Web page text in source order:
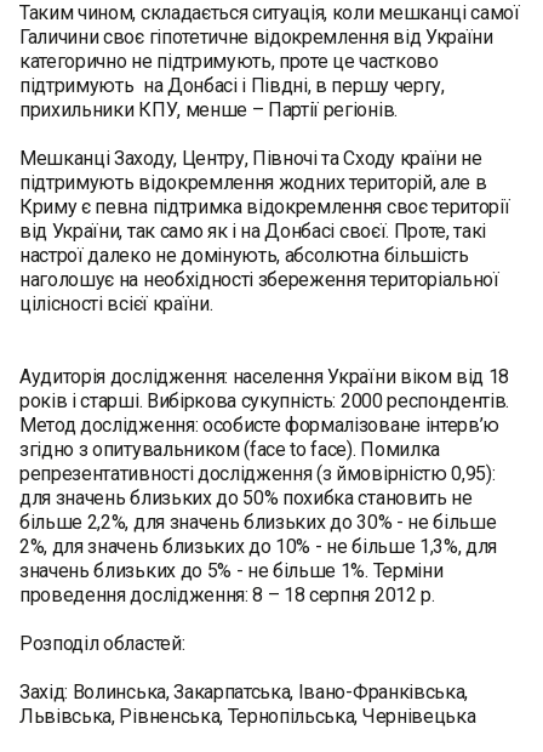
Таким чином, складається ситуація, коли мешканці самої
Галичини своє гіпотетичне відокремлення від України
категорично не підтримують, проте це частково
підтримують на Донбасі і Півдні, в першу чергу,
прихильники КПУ, менше – Партії регіонів.
Мешканці Заходу, Центру, Півночі та Сходу країни не
підтримують відокремлення жодних територій, але в
Криму є певна підтримка відокремлення своє території
від України, так само як і на Донбасі своєї. Проте, такі
настрої далеко не домінують, абсолютна більшість
наголошує на необхідності збереження територіальної
цілісності всієї країни.
Аудиторія дослідження: населення України віком від 18
років і старші. Вибіркова сукупність: 2000 респондентів.
Метод дослідження: особисте формалізоване інтерв’ю
згідно з опитувальником (face to face). Помилка
репрезентативності дослідження (з ймовірністю 0,95):
для значень близьких до 50% похибка становить не
більше 2,2%, для значень близьких до 30% - не більше
2%, для значень близьких до 10% - не більше 1,3%, для
значень близьких до 5% - не більше 1%. Терміни
проведення дослідження: 8 – 18 серпня 2012 р.
Розподіл областей:
Захід: Волинська, Закарпатська, Івано-Франківська,
Львівська, Рівненська, Тернопільська, Чернівецька